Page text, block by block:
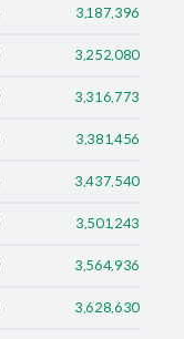
3,187,396
3,252,080
3,316,773
3,381,456
3,437,540
3,501,243
3,564,936
3,628,630